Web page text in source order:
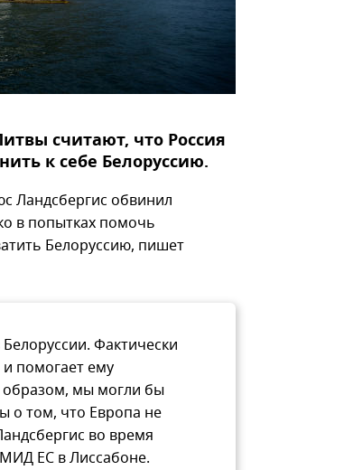
считают, что Россия
к себе Белоруссию.
Ландсбергис обвинил
в попытках помочь
Белоруссию, пишет
Фактически
помогает ему
образом, мы могли бы
о том, что Европа не
во время
ЕС в Лиссабоне.